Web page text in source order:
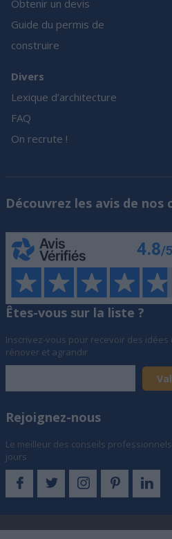
Obtenir un devis
Guide du permis de
construire
Divers
Lexique d’architecture
FAQ
On recrute !
Découvrez les avis de nos
Êtes-vous sur la liste ?
Inscrivez-vous pour recevoir des
rénover et agrandir
Rejoignez-nous
Le meilleur des conseils
jours